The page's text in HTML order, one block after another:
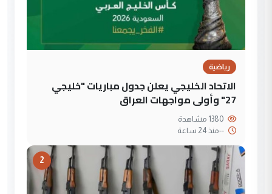
رياضية
الاتحاد الخليجي يعلن جدول مباريات "خليجي
27" وأولى مواجهات العراق
--منذ 24 ساعة
2